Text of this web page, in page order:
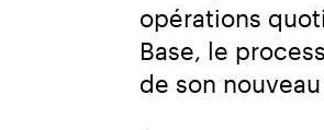
opérations
Base, le
de son